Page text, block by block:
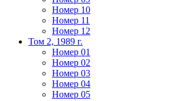
Номер 10
Номер 11
Номер 12
Том 2, 1989 г.
Номер 01
Номер 02
Номер 03
Номер 04
Номер 05